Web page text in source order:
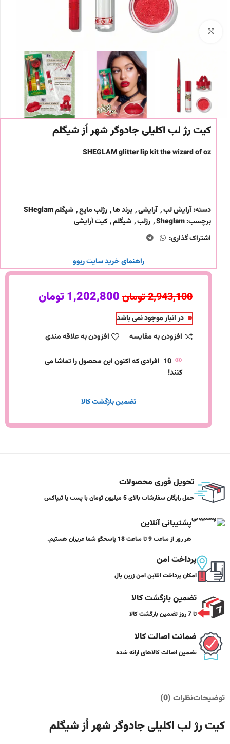
برای بزرگنمایی کلیک کنید
کیت رژ لب اکلیلی جادوگر شهر اُز شیگلم
SHEGLAM glitter lip kit the wizard of oz
دسته:آرایش لب, آرایشی, برند ها, رژلب مایع, شیگلم SHeglam
برچسب:Sheglam
, رژلب, شیگلم, کیت آرایشی
اشتراک گذاری:
راهنمای خرید سایت ریوو
2,943,100تومان 1,202,800تومان
در انبار موجود نمی باشد
افزودن به مقایسه
افزودن به علاقه مندی
10 افرادی که اکنون این محصول را تماشا می
کنند!
تضمین بازگشت کالا
تحویل فوری محصولات
حمل رایگان سفارشات بالای 5 میلیون تومان با پست یا تیپاکس
پشتیبانی آنلاین
هر روز از ساعت 9 تا ساعت 18 پاسخگو شما عزیزان هستیم.
پرداخت امن
امکان پرداخت انلاین امن زرین پال
تضمین بازگشت کالا
تا 7 روز تضمین بازگشت کالا
ضمانت اصالت کالا
تضمین اصالت کالاهای ارائه شده
توضیحاتنظرات (0)
کیت رژ لب اکلیلی جادوگر شهر اُز شیگلم